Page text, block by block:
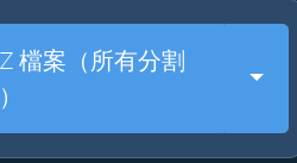
檔案（所有分割